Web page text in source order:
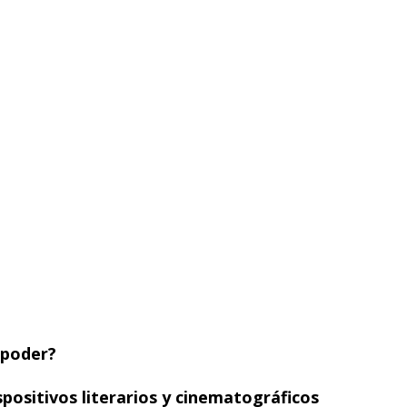
literarios y cinematográficos